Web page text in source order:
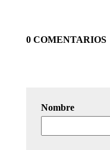
0 COMENTARIOS
Nombre